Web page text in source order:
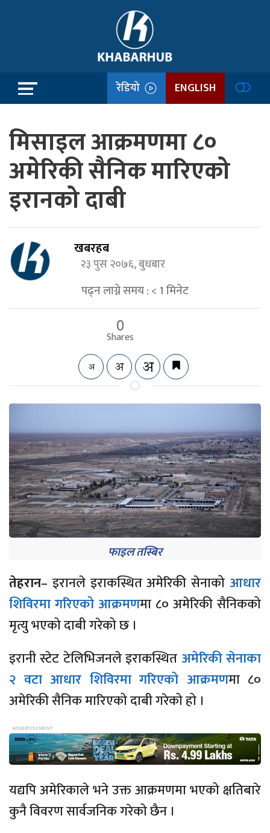
रेडियो ENGLISH
मिसाइल आक्रमणमा ८०
अमेरिकी सैनिक मारिएको
इरानको दाबी
खबरहब
२३ पुस २०७६, बुधबार
पढ्न लाग्ने समय :< 1मिनेट
0
Shares
फाइल तस्बिर
तेहरान– इरानले इराकस्थित अमेरिकी सेनाको आधार
शिविरमा गरिएको आक्रमणमा ८० अमेरिकी सैनिकको
मृत्यु भएको दाबी गरेको छ ।
इरानी स्टेट टेलिभिजनले इराकस्थितअमेरिकी सेनाका
२ वटा आधार शिविरमा गरिएको आक्रमणमा ८०
अमेरिकी सैनिक मारिएको दाबी गरेको हो ।
यद्यपि अमेरिकाले भने उक्त आक्रमणमा भएको क्षतिबारे
कुनै विवरण सार्वजनिक गरेको छैन ।